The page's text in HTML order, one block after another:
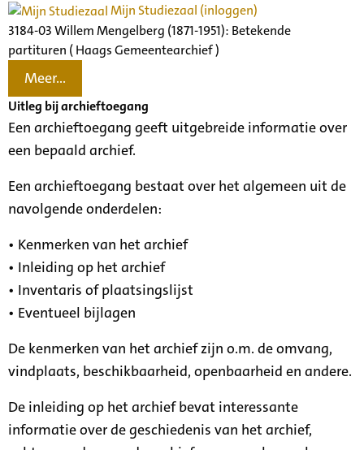
Mijn Studiezaal (inloggen)
3184-03 Willem Mengelberg (1871-1951): Betekende
partituren ( Haags Gemeentearchief )
Meer...
Uitleg bij archieftoegang
Een archieftoegang geeft uitgebreide informatie over
een bepaald archief.
Een archieftoegang bestaat over het algemeen uit de
navolgende onderdelen:
• Kenmerken van het archief
• Inleiding op het archief
• Inventaris of plaatsingslijst
• Eventueel bijlagen
De kenmerken van het archief zijn o.m. de omvang,
vindplaats, beschikbaarheid, openbaarheid en andere.
De inleiding op het archief bevat interessante
informatie over de geschiedenis van het archief,